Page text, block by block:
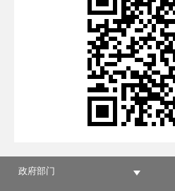
政府部门